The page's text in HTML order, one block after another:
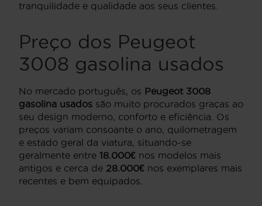
tranquilidade e qualidade aos seus clientes.
Preço dos Peugeot
3008 gasolina usados
No mercado português, os Peugeot 3008
gasolina usados são muito procurados graças ao
seu design moderno, conforto e eficiência. Os
preços variam consoante o ano, quilometragem
e estado geral da viatura, situando-se
geralmente entre 18.000€ nos modelos mais
antigos e cerca de 28.000€ nos exemplares mais
recentes e bem equipados.